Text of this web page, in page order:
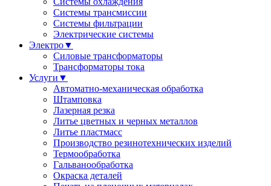
Системы трансмиссии
Системы фильтрации
Электрические системы
Электро▼
Силовые трансформаторы
Трансформаторы тока
Услуги ▼
Автоматно-механическая обработка
Штамповка
Лазерная резка
Литье цветных и черных металлов
Литье пластмасс
Производство резинотехнических изделий
Термообработка
Гальванообработка
Окраска деталей